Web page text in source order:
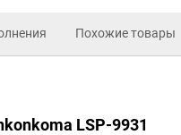
Похожие товары
LSP-9931